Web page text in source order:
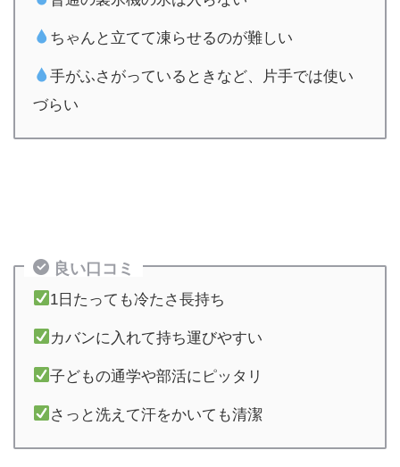
ちゃんと立てて凍らせるのが難しい
手がふさがっているときなど、片手では使い
づらい
良い口コミ
1日たっても冷たさ長持ち
カバンに入れて持ち運びやすい
子どもの通学や部活にピッタリ
さっと洗えて汗をかいても清潔